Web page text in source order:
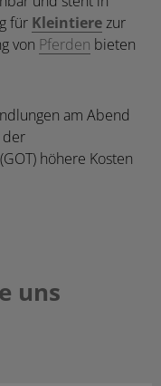
für Kleintiere zur
von Pferden bieten
am Abend
der
höhere Kosten
uns